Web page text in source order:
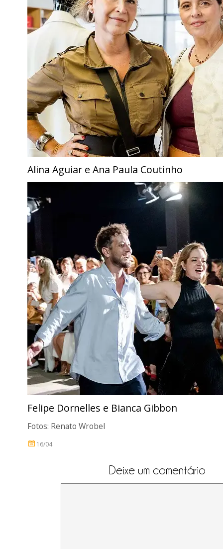
Alina Aguiar e Ana Paula Coutinho
Felipe Dornelles e Bianca Gibbon
Fotos: Renato Wrobel
16/04
Deixe um comentário